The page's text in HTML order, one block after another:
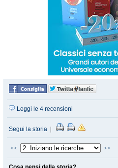
Leggi le 4 recensioni
Segui la storia
<< >>